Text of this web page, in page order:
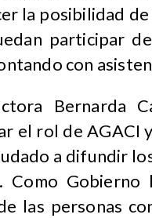
la posibilidad
participar
con
Bernarda
el rol de AGACI
a difundir
Como
las personas